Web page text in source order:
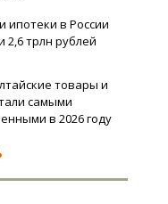
ипотеки в России
2,6 трлн рублей
товары и
самыми
в 2026 году